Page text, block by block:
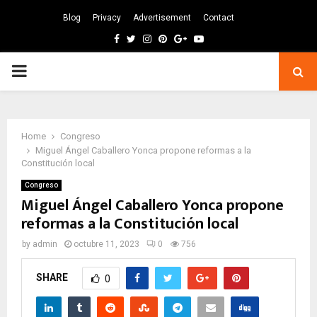
Blog Privacy Advertisement Contact
Facebook
TwitterInstagram
Pinterest
GoogleYoutube
PRIMARY
Home
Congreso
Miguel Ángel Caballero Yonca propone reformas a la
Constitución local
Congreso
Miguel Ángel Caballero Yonca propone
reformas a la Constitución local
by admin octubre 11, 2023 0 756
SHARE 0